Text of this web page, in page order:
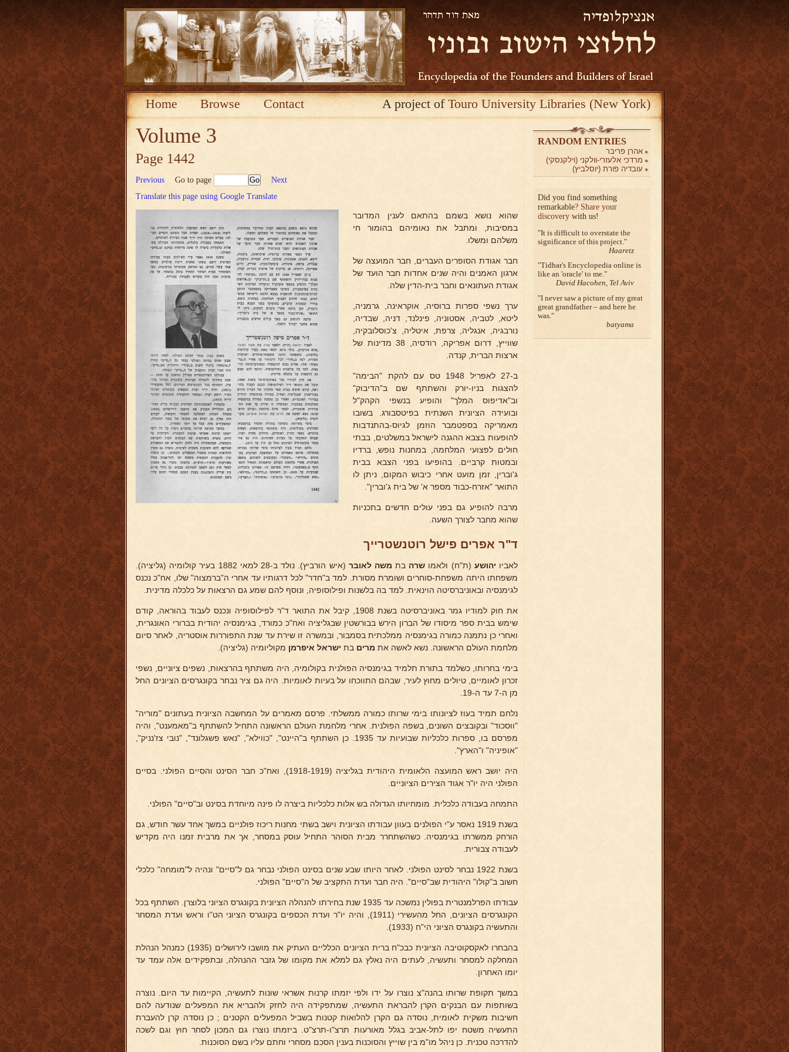
Home Browse Contact A project ofTouro University Libraries (New York)
Volume 3
Page 1442
Previous Go to page
Next
Translate this page using Google Translate
שהוא נושא בשמם בהתאם לענין המדובר
במסיבות, ומתבל את נאומיהם בהומור חי
משלהם ומשלו.
חבר אגודת הסופרים העברים, חבר המועצה של
ארגון האמנים והיה שנים אחדות חבר הועד של
אגודת העתונאים וחבר בית-הדין שלה.
ערך נשפי ספרות ברוסיה, אוקראינה, גרמניה,
ליטא, לטביה, אסטוניה, פינלנד, דניה, שבדיה,
נורבגיה, אנגליה, צרפת, איטליה, צ'כוסלובקיה,
שווייץ, דרום אפריקה, רודסיה, 38 מדינות של
ארצות הברית, קנדה.
ב-27 לאפריל 1948 טס עם להקת "הבימה"
להצגות בניו-יורק והשתתף שם ב"הדיבוק"
וב"אדיפוס המלך" והופיע בנשפי הקהק"ל
ובועידה הציונית השנתית בפיטסבורג. בשובו
מאמריקה בספטמבר הוזמן לגיוס-בהתנדבות
להופעות בצבא ההגנה לישראל במשלטים, בבתי
חולים לפצועי המלחמה, במחנות נופש, ברדיו
ובמטות קרביים. בהופיעו בפני הצבא בבית
ג'וברין, זמן מועט אחרי כיבוש המקום, ניתן לו
התואר "אזרח-כבוד מספר א' של בית ג'וברין".
מרבה להופיע גם בפני עולים חדשים בתכניות
שהוא מחבר לצורך השעה.
ד"ר אפרים פישל רוטנשטרייך
לאביו יהושע (ת"ח) ולאמו שרה בת משה לאובר
(איש הורביץ). נולד ב-28 למאי 1882 בעיר קולומיה (גליציה).
משפחתו היתה משפחת-סוחרים ושומרת מסורת. למד ב"חדר" לכל דרגותיו עד אחרי ה"ברמצוה" שלו, אח"כ נכנס
לגימנסיה ובאוניברסיטה הוינאית. למד בה בלשנות ופילוסופיה, ונוסף להם שמע גם הרצאות על כלכלה מדינית.
את חוק למודיו גמר באוניברסיטה בשנת 1908, קיבל את התואר ד"ר לפילוסופיה ונכנס לעבוד בהוראה, קודם
שימש בבית ספר מיסודו של הברון הירש בבורשטין שבגליציה ואח"כ כמורד, בגימנסיה יהודית בברורי האונגרית,
ואחרי כן נתמנה כמורה בגימנסיה ממלכתית בסמבור, ובמשרה זו שירת עד שנת התפוררות אוסטריה, לאחר סיום
מלחמת העולם הראשונה. נשא לאשה את מרים בת ישראל איפרמן מקוליומיה (גליציה).
בימי בחרותו, כשלמד בתורת תלמיד בגימנסיה הפולנית בקולומיה, היה משתתף בהרצאות, נשפים ציוניים, נשפי
זכרון לאומיים, טיולים מחוץ לעיר, שבהם התווכחו על בעיות לאומיות. היה גם ציר נבחר בקונגרסים הציונים החל
מן ה-7 עד ה-19.
נלחם תמיד בעוז לציונותו בימי שרותו כמורה ממשלתי. פרסם מאמרים על המחשבה הציונית בעתונים "מוריה"
"ווסכוד" ובקובצים השונים, בשפה הפולנית. אחרי מלחמת העולם הראשונה התחיל להשתתף ב"מאמענט", והיה
מפרסם בו, ספרות כלכליות שבועיות עד 1935. כן השתתף ב"היינט", "כווילא", "נאש פשגלונד", "נובי צז'נניק",
"אופיניה" ו"הארץ".
היה יושב ראש המועצה הלאומית היהודית בגליציה (1918-1919), ואח"כ חבר הסינט והסיים הפולני. בסיים
הפולני היה יו"ר אגוד הצירים הציוניים.
התמחה בעבודה כלכלית. מומחיותו הגדולה בש אלות כלכליות ביצרה לו פינה מיוחדת בסינט וב"סיים" הפולני.
בשנת 1919 נאסר ע"י הפולנים בעוון עבודתו הציונית וישב בשתי מחנות ריכוז פולניים במשך אחד עשר חודש, גם
הורחק ממשרתו בגימנסיה. כשהשתחרר מבית הסוהר התחיל עוסק במסחר, אך את מרבית זמנו היה מקדיש
לעבודה צבורית.
בשנת 1922 נבחר לסינט הפולני. לאחר היותו שבע שנים בסינט הפולני נבחר גם ל"סיים" ונהיה ל"מומחה" כלכלי
חשוב ב"קולו" היהודית שב"סיים". היה חבר ועדת התקציב של ה"סיים" הפולני.
עבודתו הפרלמנטרית בפולין נמשכה עד 1935 שנת בחירתו להנהלה הציונית בקונגרס הציוני בלוצרן. השתתף בכל
הקונגרסים הציונים, החל מהעשירי (1911), והיה יו"ר ועדת הכספים בקונגרס הציוני הט"ו וראש ועדת המסחר
והתעשיה בקונגרס הציוני הי"ח (1933).
בהבחרו לאקסקוטיבה הציונית כבכ"ח ברית הציונים הכלליים העתיק את מושבו לירושלים (1935) כמנהל הנהלת
המחלקה למסחר ותעשיה, לעתים היה נאלץ גם למלא את מקומו של גזבר ההנהלה, ובתפקידים אלה עמד עד
יומו האחרון.
במשך תקופת שרותו בהנה"צ נוצרו על ידו ולפי יזמתו קרנות אשראי שונות לתעשיה, הקיימות עד היום. נוצרה
בשותפות עם הבנקים הקרן להבראת התעשיה, שמתפקידה היה לחזק ולהבריא את המפעלים שנודעה להם
חשיבות משקית לאומית, נוסדה גם הקרן להלואות קטנות בשביל המפעלים הקטנים ; כן נוסדה קרן להעברת
התעשיה משטח יפו לתל-אביב בגלל מאורעות תרצ"ו-תרצ"ט. ביזמתו נוצרו גם המכון לסחר חוץ וגם לשכה
להדרכה טכנית. כן ניהל מו"מ בין שוייץ והסוכנות בענין הסכם מסחרי וחתם עליו בשם הסוכנות.
RANDOM ENTRIES
אהרן פריבר
מרדכי אלעזרי-וולקני (וילקנסקי)
עובדיה פורת (יוסלביץ)
Did you find something
remarkable? Share your
discovery with us!
It is difficult to overstate the
significance of this project.
Haaretz
Tidhar's Encyclopedia online is
like an 'oracle' to me.
David Hacohen, Tel Aviv
I never saw a picture of my great
great grandfather – and here he
was.
batyama